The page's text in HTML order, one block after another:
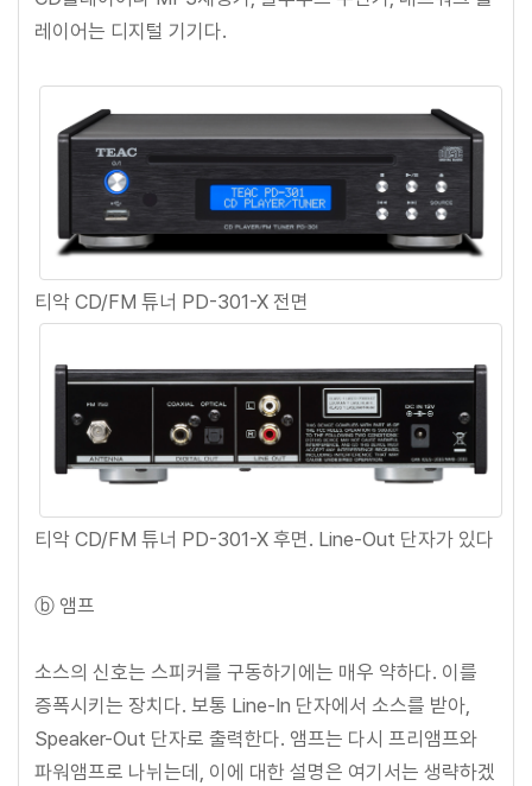
레이어는 디지털 기기다.
티악 CD/FM 튜너 PD-301-X 전면
티악 CD/FM 튜너 PD-301-X 후면. Line-Out 단자가 있다
ⓑ 앰프
소스의 신호는 스피커를 구동하기에는 매우 약하다. 이를
증폭시키는 장치다. 보통 Line-In 단자에서 소스를 받아,
Speaker-Out 단자로 출력한다. 앰프는 다시 프리앰프와
파워앰프로 나뉘는데, 이에 대한 설명은 여기서는 생략하겠